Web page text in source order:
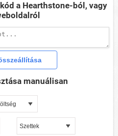
a Hearthstone-ból, vagy
manuálisan